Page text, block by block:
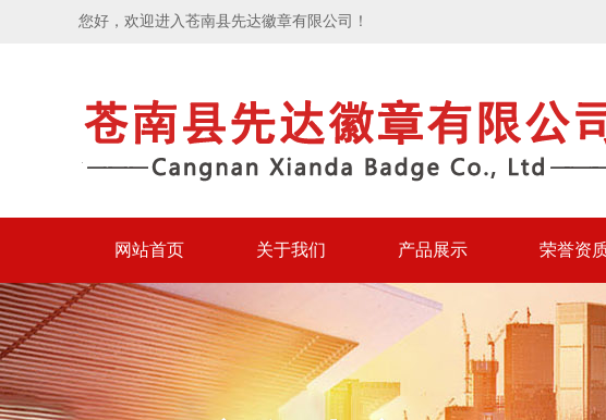
您好，欢迎进入苍南县先达徽章有限公司！
网站首页 关于我们 产品展示 荣誉资